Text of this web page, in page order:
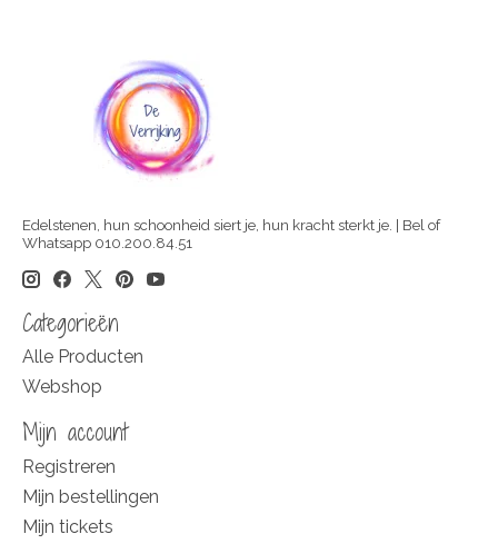
Edelstenen, hun schoonheid siert je, hun kracht sterkt je. | Bel of
Whatsapp 010.200.84.51
Categorieën
Alle Producten
Webshop
Mijn account
Registreren
Mijn bestellingen
Mijn tickets